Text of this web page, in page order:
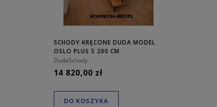
SCHODY KRĘCONE DUDA MODEL
OSLO PLUS S 200 CM
DudaSchody
14 820,00 zł
DO KOSZYKA